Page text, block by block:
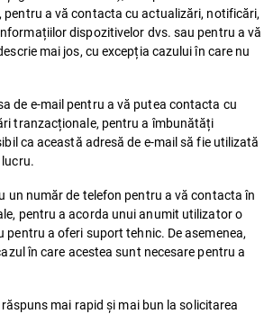
pentru a vă contacta cu actualizări, notificări,
dispozitivelor dvs. sau pentru a vă
mai jos, cu excepția cazului în care nu
de e-mail pentru a vă putea contacta cu
tranzacționale, pentru a îmbunătăți
ca această adresă de e-mail să fie utilizată
un număr de telefon pentru a vă contacta în
pentru a acorda unui anumit utilizator o
a oferi suport tehnic. De asemenea,
în care acestea sunt necesare pentru a
mai rapid și mai bun la solicitarea